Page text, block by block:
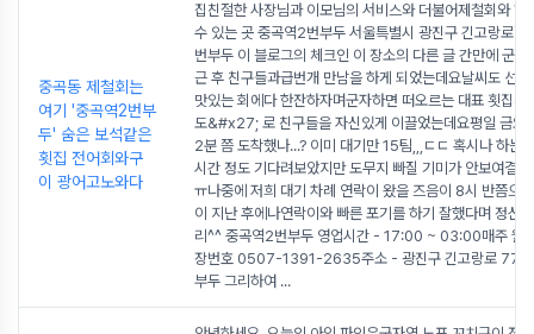
중곡동 제철회는
여기 '중곡역2번부
두' 숨은 보석같은
횟집 전어회와구
이 광어고노와다
집친절한 사장님과 이모님의 서비스와 더불어제철회와 해
수 있는 곳 중곡역2번부두 서울특별시 광진구 긴고랑로
번부두 이 블로그의 체크인 이 장소의 다른 글 간만에 군자
근 후 친구들과급번개 만남을 하게 되었는데요날씨도 선
맛있는 회에다 한잔하자며군자하면 떠오르는 대표 횟집
도&#x27; 로 친구들을 자신있게 이끌었는데요평일 금요
2분 쯤 도착했나...? 이미 대기만 15팀,,,ㄷㄷ 혹시나 하는
시간 정도 기다려보았지만 도무지 빠질 기미가 안보여결
ㅠ나중에 저희 대기 차례 연락이 왔을 즈음이 8시 반쯤으
이 지난 후에나연락이와 빠른 포기를 하기 잘했다며 정신
리^^ 중곡역2번부두 영업시간 - 17:00 ~ 03:00매주 월
장번호 0507-1391-2635주소 - 광진구 긴고랑로 77
부두 그리하여 ...